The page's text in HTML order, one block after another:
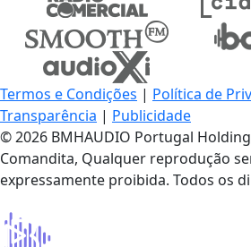
Termos e Condições | Política de
Transparência | Publicidade
© 2026 BMHAUDIO Portugal
Comandita, Qualquer reprodução
expressamente proibida. Todos os